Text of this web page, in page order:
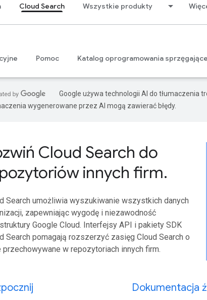
Cloud Search Wszystkie produkty
Pomoc Katalog oprogramowania
Google używa technologii AI do tłumaczenia
wygenerowane przez AI mogą zawierać błędy.
Cloud Search do
innych firm.
Search umożliwia wyszukiwanie wszystkich danych
zapewniając wygodę i niezawodność
Google Cloud. Interfejsy API i pakiety SDK
Search pomagają rozszerzyć zasięg Cloud Search o
przechowywane w repozytoriach innych firm.
Dokumentacja